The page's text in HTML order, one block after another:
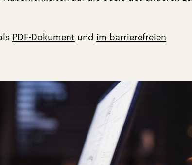
PDF-Dokument und im barrierefreien